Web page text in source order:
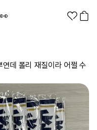
데 폴리 재질이라 어쩔 수
/웰컴 키트 굿즈 제작 방법